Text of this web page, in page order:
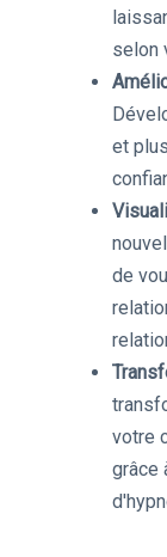
selon
et
de
votre
grâce